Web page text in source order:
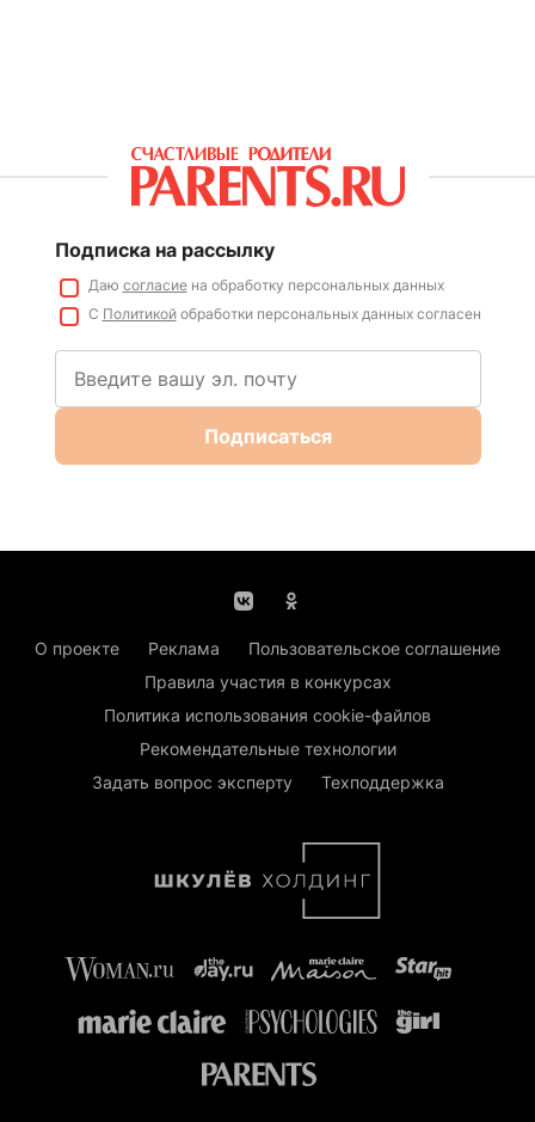
Подписка на рассылку
Даю согласиена обработку персональных данных
С Политикойобработки персональных данных согласен
Подписаться
О проекте Реклама
Пользовательское соглашение
Правила участия в конкурсах
Политика использования cookie-файлов
Рекомендательные технологии
Задать вопрос эксперту
Техподдержка